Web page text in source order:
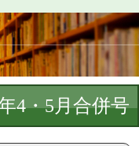
4・5月合併号